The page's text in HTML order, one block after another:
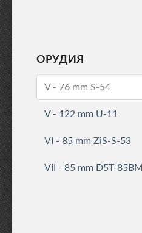
ОРУДИЯ
V - 76 mm S-54
V - 122 mm U-11
VI - 85 mm ZiS-S-53
VII - 85 mm D5T-85BM